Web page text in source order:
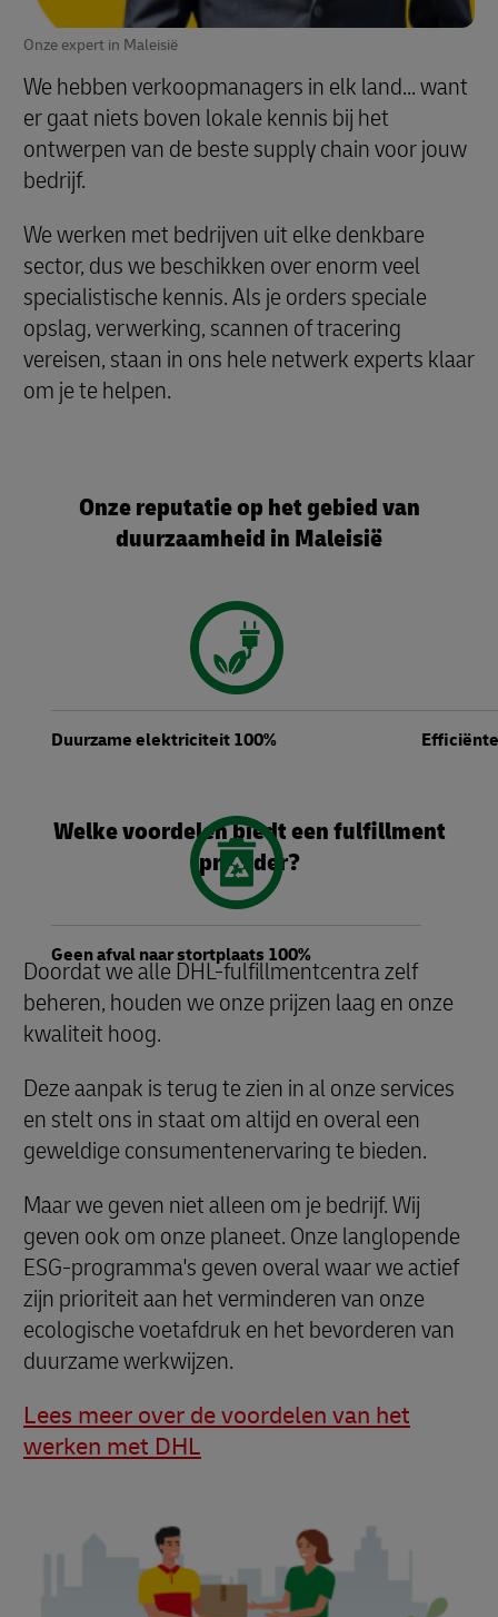
Onze expert in Maleisië
We hebben verkoopmanagers in elk land... want
er gaat niets boven lokale kennis bij het
ontwerpen van de beste supply chain voor jouw
bedrijf.
We werken met bedrijven uit elke denkbare
sector, dus we beschikken over enorm veel
specialistische kennis. Als je orders speciale
opslag, verwerking, scannen of tracering
vereisen, staan in ons hele netwerk experts klaar
om je te helpen.
Onze reputatie op het gebied van
duurzaamheid in Maleisië
Duurzame elektriciteit 100%
Geen afval naar stortplaats 100%
Welke voordelen biedt een fulfillment
provider?
Doordat we alle DHL-fulfillmentcentra zelf
beheren, houden we onze prijzen laag en onze
kwaliteit hoog.
Deze aanpak is terug te zien in al onze services
en stelt ons in staat om altijd en overal een
geweldige consumentenervaring te bieden.
Maar we geven niet alleen om je bedrijf. Wij
geven ook om onze planeet. Onze langlopende
ESG-programma's geven overal waar we actief
zijn prioriteit aan het verminderen van onze
ecologische voetafdruk en het bevorderen van
duurzame werkwijzen.
Lees meer over de voordelen van het
werken met DHL